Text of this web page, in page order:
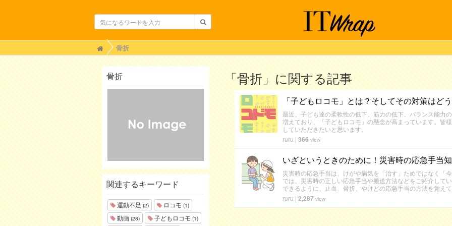
H
o
m
骨折
骨折
関連するキーワード
運動不足 (2) ロコモ (1)
動画 (28) 子どもロコモ (1)
「骨折」に関する記事
「子どもロコモ」とは？そしてその対策はど
最近、子ども達の柔軟性の低下、筋力の低下、バランス能力
増えており、「子どもロコモ」の懸念が高まっています。皆
していただきたいと思います。
ruru | 366 view
いざというときのために！災害時の応急手当
災害時の応急手当は、けがや病気を「治す」ためではなく「
では、災害時の正しい応急手当や搬送方法などをご紹介して
できるように、止血、骨折、やけどの応急手当の方法を覚え
ruru | 2,287 view